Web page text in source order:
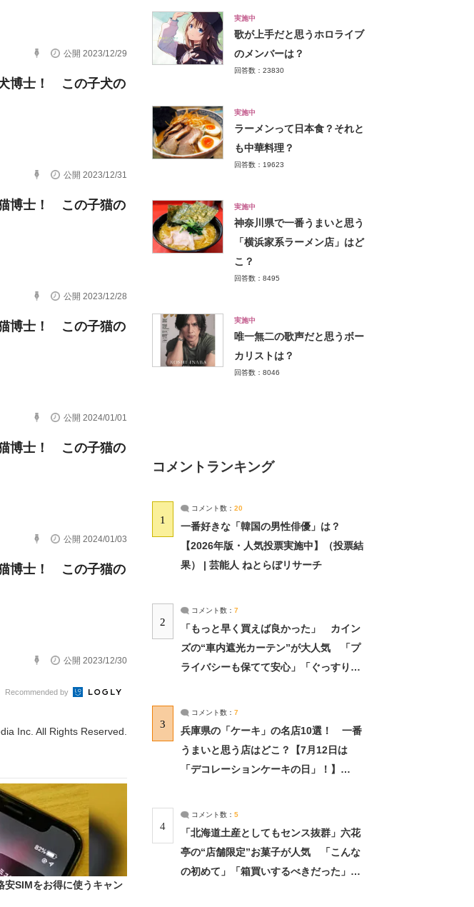
公開 2023/12/29
犬博士！ この子犬の
公開 2023/12/31
猫博士！ この子猫の
公開 2023/12/28
猫博士！ この子猫の
公開 2024/01/01
猫博士！ この子猫の
公開 2024/01/03
猫博士！ この子猫の
公開 2023/12/30
Recommended by
Inc. All Rights Reserved.
安SIMをお得に使うキャン
実施中
歌が上手だと思うホロライブ
のメンバーは？
回答数：23830
実施中
ラーメンって日本食？それと
も中華料理？
回答数：19623
実施中
神奈川県で一番うまいと思う
「横浜家系ラーメン店」はど
こ？
回答数：8495
実施中
唯一無二の歌声だと思うボー
カリストは？
回答数：8046
コメントランキング
1
コメント数： 20
一番好きな「韓国の男性俳優」は？
【2026年版・人気投票実施中】（投票結
果） | 芸能人 ねとらぼリサーチ
2
コメント数： 7
「もっと早く買えば良かった」 カイン
ズの“車内遮光カーテン”が大人気 「プ
ライバシーも保てて安心」「ぐっすり眠
3
コメント数： 7
兵庫県の「ケーキ」の名店10選！ 一番
うまいと思う店はどこ？【7月12日は
「デコレーションケーキの日」！】
4
コメント数： 5
「北海道土産としてもセンス抜群」六花
亭の“店舗限定”お菓子が人気 「こんな
の初めて」「箱買いするべきだった」